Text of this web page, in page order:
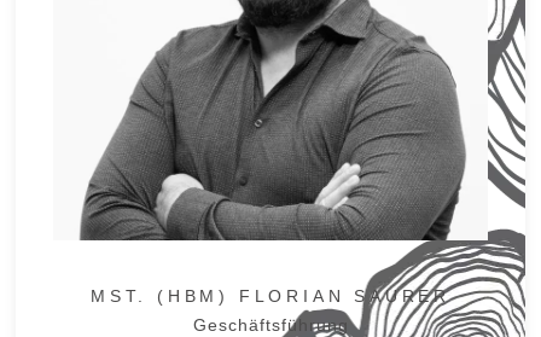
MST. (HBM) FLORIAN SAURER
Geschäftsführung